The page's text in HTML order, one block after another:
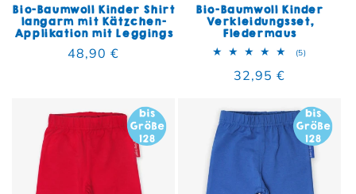
Bio-Baumwoll Kinder Shirt
langarm mit Kätzchen-
Applikation mit Leggings
Normaler Preis
48,90 €
Bio-Baumwoll Kinder
Verkleidungsset,
Fledermaus
(5)5
Normaler Preis
32,95 €